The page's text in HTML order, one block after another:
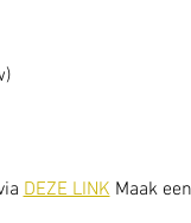
DEZE LINK Maak